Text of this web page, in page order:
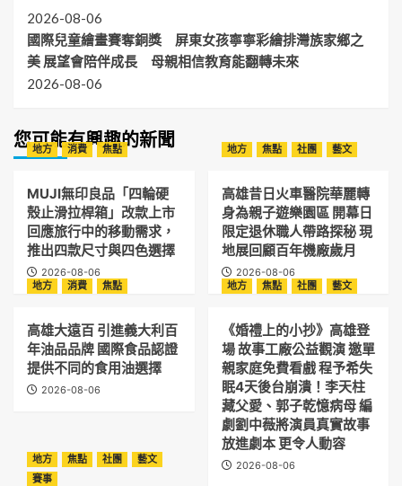
2026-08-06
國際兒童繪畫賽奪銅獎 屏東女孩寧寧彩繪排灣族家鄉之
美 展望會陪伴成長 母親相信教育能翻轉未來
2026-08-06
您可能有興趣的新聞
地方 消費 焦點
MUJI無印良品「四輪硬
殼止滑拉桿箱」改款上市
回應旅行中的移動需求，
推出四款尺寸與四色選擇
2026-08-06
地方 焦點 社團 藝文
高雄昔日火車醫院華麗轉
身為親子遊樂園區 開幕日
限定退休職人帶路探秘 現
地展回顧百年機廠歲月
2026-08-06
地方
消費 焦點
高雄大遠百 引進義大利百
年油品品牌 國際食品認證
提供不同的食用油選擇
2026-08-06
地方 焦點 社團 藝文
《婚禮上的小抄》高雄登
場 故事工廠公益觀演 邀單
親家庭免費看戲 程予希失
眠4天後台崩潰！李天柱
藏父愛、郭子乾憶病母 編
劇劉中薇將演員真實故事
放進劇本 更令人動容
2026-08-06
地方 焦點 社團
藝文
賽事